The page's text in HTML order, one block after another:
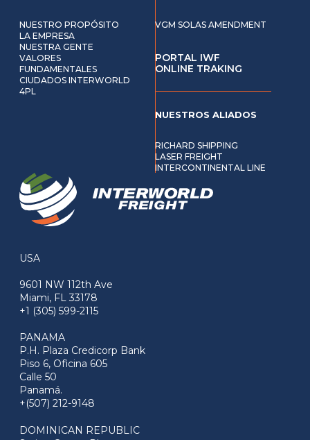
NUESTRO PROPÓSITO
LA EMPRESA
NUESTRA GENTE
VALORES
FUNDAMENTALES
CIUDADOS INTERWORLD
4PL
VGM SOLAS AMENDMENT
PORTAL IWF
ONLINE TRAKING
NUESTROS ALIADOS
RICHARD SHIPPING
LASER FREIGHT
INTERCONTINENTAL LINE
USA
9601 NW 112th Ave
Miami, FL 33178
+1 (305) 599-2115
PANAMA
P.H. Plaza Credicorp Bank
Piso 6, Oficina 605
Calle 50
Panamá.
+(507) 212-9148
DOMINICAN REPUBLIC